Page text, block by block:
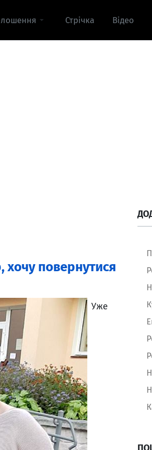
Стрічка Відео
хочу повернутися
Уже